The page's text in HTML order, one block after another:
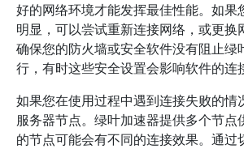
好的网络环境才能发挥最佳性能。如果
明显，可以尝试重新连接网络，或更换
确保您的防火墙或安全软件没有阻止绿
行，有时这些安全设置会影响软件的连
如果您在使用过程中遇到连接失败的情
服务器节点。绿叶加速器提供多个节点
的节点可能会有不同的连接效果。通过